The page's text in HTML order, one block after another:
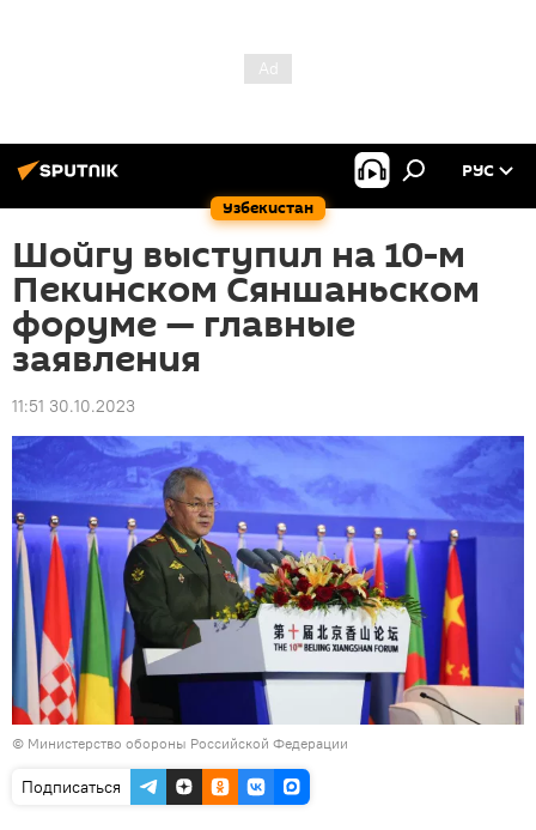
Узбекистан
РУС
Шойгу выступил на 10-м
Пекинском Сяншаньском
форуме — главные
заявления
11:51 30.10.2023
© Министерство обороны Российской Федерации
Подписаться